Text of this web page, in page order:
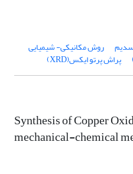
سدیم روش مکانیکی- شیمیایی
پراش پرتو ایکس(XRD)
Synthesis of Copper
mechanical-chemical